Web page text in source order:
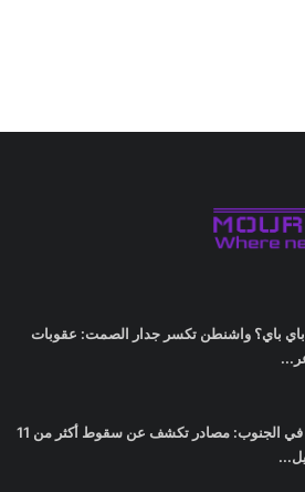
باي؟ واشنطن تكسر جدار الصمت: عقوبات
مجزرة في الجنوب: مصادر تكشف عن سقوط أكثر من 11